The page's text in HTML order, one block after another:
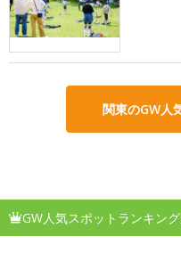
関東のGW人
GW人気スポットランキン